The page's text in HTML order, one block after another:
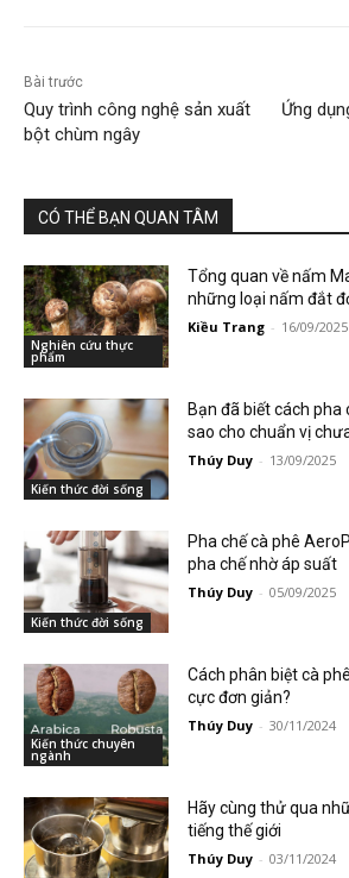
Bài trước
Quy trình công nghệ sản xuất
bột chùm ngây
Ứng
CÓ THỂ BẠN QUAN TÂM
Nghiên cứu thực
phẩm
Tổng quan về nấm
những loại nấm đắt
Kiều Trang - 16/09/2025
Kiến thức đời sống
Bạn đã biết cách
sao cho chuẩn vị
Thúy Duy - 13/09/2025
Kiến thức đời sống
Pha chế cà phê
pha chế nhờ áp suất
Thúy Duy - 05/09/2025
Kiến thức chuyên
ngành
Cách phân biệt cà
cực đơn giản?
Thúy Duy - 30/11/2024
Hãy cùng thử qua
tiếng thế giới
Thúy Duy - 03/11/2024